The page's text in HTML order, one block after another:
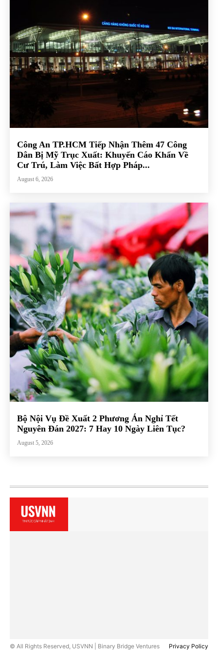
Công An TP.HCM Tiếp Nhận Thêm 47 Công
Dân Bị Mỹ Trục Xuất: Khuyến Cáo Khẩn Về
Cư Trú, Làm Việc Bất Hợp Pháp...
August 6, 2026
Bộ Nội Vụ Đề Xuất 2 Phương Án Nghỉ Tết
Nguyên Đán 2027: 7 Hay 10 Ngày Liên Tục?
August 5, 2026
© All Rights Reserved, USVNN | Binary Bridge Ventures Privacy Policy